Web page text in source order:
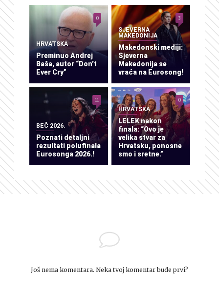
HRVATSKA
Preminuo Andrej
Baša, autor “Don’t
Ever Cry”
0
SJEVERNA
MAKEDONIJA
Makedonski mediji:
Sjeverna
Makedonija se
vraća na Eurosong!
3
BEČ 2026.
Poznati detaljni
rezultati polufinala
Eurosonga 2026.!
11
HRVATSKA
LELEK nakon
finala: “Ovo je
velika stvar za
Hrvatsku, ponosne
smo i sretne.”
0
Još nema komentara. Neka tvoj komentar bude prvi?